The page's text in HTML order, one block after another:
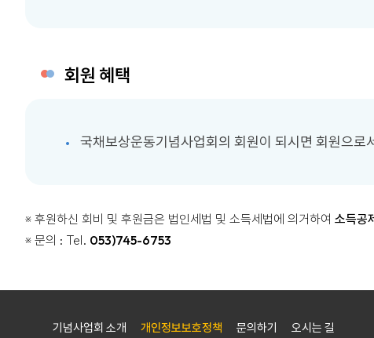
회원 혜택
국채보상운동기념사업회의 회원이 되시면 회원으
※ 후원하신 회비 및 후원금은 법인세법 및 소득세법에 의거하여 소득공
※ 문의 : Tel. 053)745-6753
기념사업회 소개 개인정보보호정책 문의하기 오시는 길